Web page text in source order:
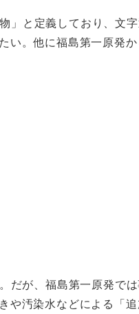
」と定義しており、文
い。他に福島第一原発
だが、福島第一原発で
や汚染水などによる「